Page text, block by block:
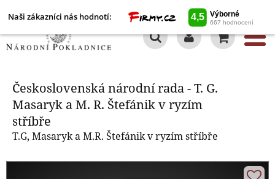
Naši zákazníci nás hodnotí:
Československá národní rada - T. G.
Masaryk a M. R. Štefánik v ryzím
stříbře
T.G, Masaryk a M.R. Štefánik v ryzím stříbře
Československá národní rada - T.
ryzím stříbře